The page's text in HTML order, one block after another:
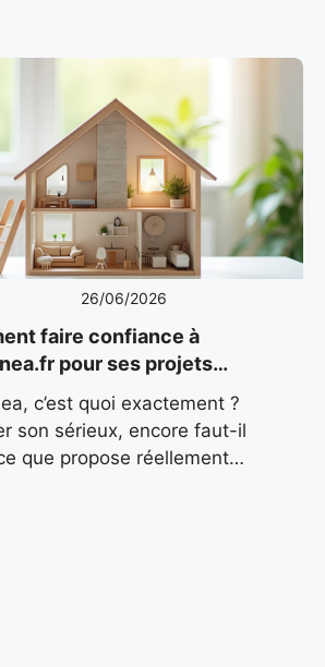
26/06/2026
faire confiance à
pour ses projets
?
c’est quoi exactement ?
son sérieux, encore faut-il
que propose réellement